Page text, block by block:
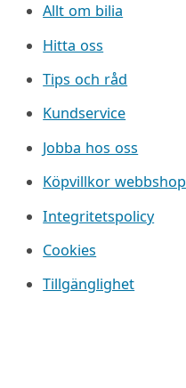
Allt om bilia
Hitta oss
Tips och råd
Kundservice
Jobba hos oss
Köpvillkor webbshop
Integritetspolicy
Cookies
Tillgänglighet